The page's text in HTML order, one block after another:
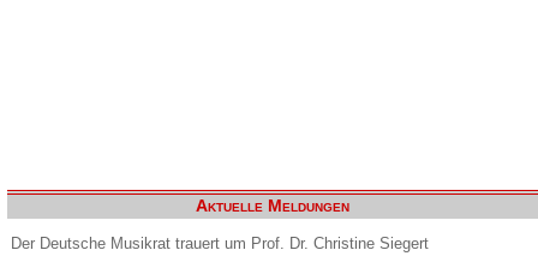
Aktuelle Meldungen
Der Deutsche Musikrat trauert um Prof. Dr. Christine Siegert